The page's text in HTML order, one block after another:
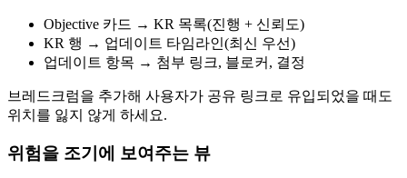
Objective 카드 → KR 목록(진행 + 신뢰도)
KR 행 → 업데이트 타임라인(최신 우선)
업데이트 항목 → 첨부 링크, 블로커, 결정
브레드크럼을 추가해 사용자가 공유 링크로 유입되었을 때도
위치를 잃지 않게 하세요.
위험을 조기에 보여주는 뷰